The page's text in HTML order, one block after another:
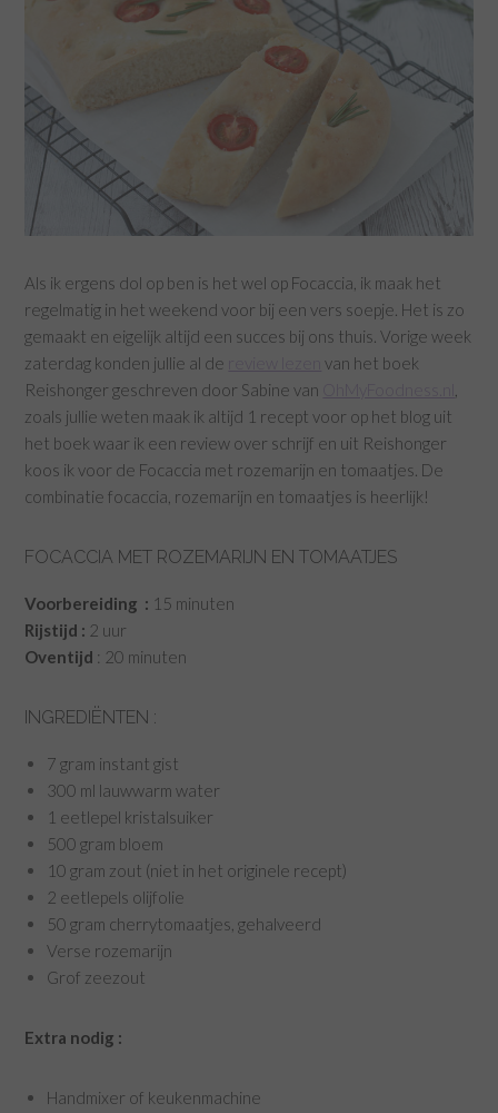
Als ik ergens dol op ben is het wel op Focaccia, ik maak het
regelmatig in het weekend voor bij een vers soepje. Het is zo
gemaakt en eigelijk altijd een succes bij ons thuis. Vorige week
zaterdag konden jullie al de
van het boek
Reishonger geschreven door Sabine van
zoals jullie weten maak ik altijd 1 recept voor op het blog uit
het boek waar ik een review over schrijf en uit Reishonger
koos ik voor de Focaccia met rozemarijn en tomaatjes. De
combinatie focaccia, rozemarijn en tomaatjes is heerlijk!
FOCACCIA MET ROZEMARIJN EN TOMAATJES
Voorbereiding : 15 minuten
Rijstijd : 2 uur
Oventijd : 20 minuten
INGREDIËNTEN :
7 gram instant gist
300 ml lauwwarm water
1 eetlepel kristalsuiker
500 gram bloem
10 gram zout (niet in het originele recept)
2 eetlepels olijfolie
50 gram cherrytomaatjes, gehalveerd
Verse rozemarijn
Grof zeezout
Extra nodig :
Handmixer of keukenmachine